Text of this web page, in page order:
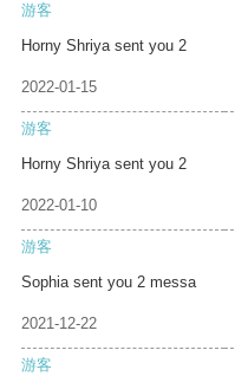
游客
Horny Shriya sent you 2
2022-01-15
游客
Horny Shriya sent you 2
2022-01-10
游客
Sophia sent you 2 messa
2021-12-22
游客